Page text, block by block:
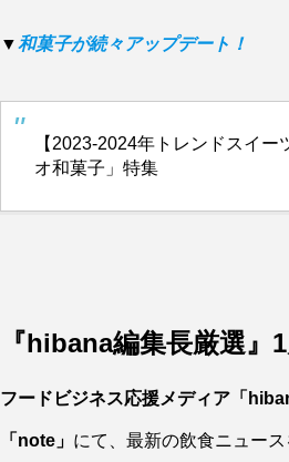
▼和菓子が続々アップデート！
【2023-2024年トレンドスイ
オ和菓子」特集
『hibana編集長厳選
フードビジネス応援メディア「
「 note 」 にて、最新の飲食ニュー